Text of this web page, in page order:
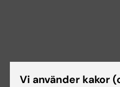
Vi använder kakor